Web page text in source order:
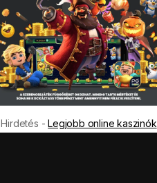
Hirdetés -Legjobb online kaszinók